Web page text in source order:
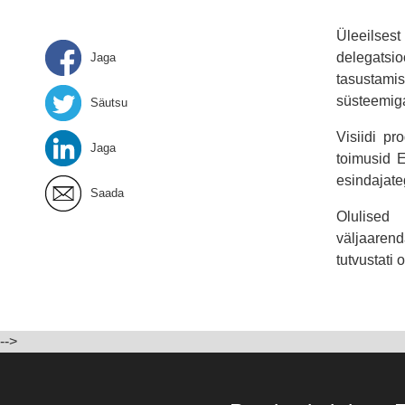
Jaga
Säutsu
Jaga
Saada
Visiidi
toimusid
Olulised
tutvustati
-->